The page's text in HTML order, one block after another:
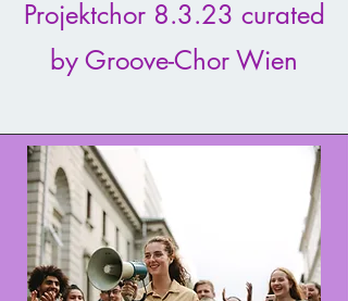
Projektchor 8.3.23 curated
by Groove-Chor Wien